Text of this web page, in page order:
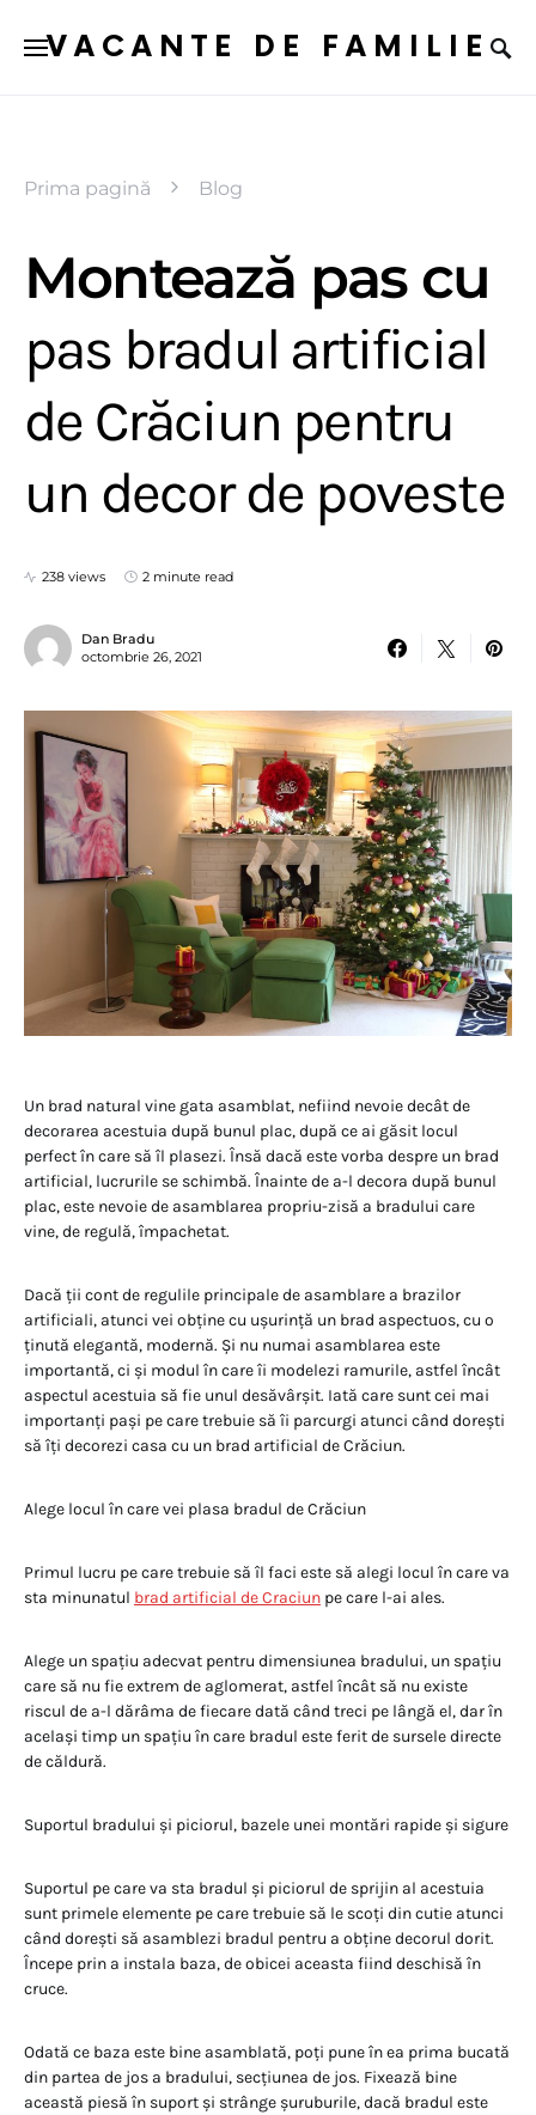
VACANTE DE FAMILIE
Prima pagină Blog
Montează pas cu
pas bradul artificial
de Crăciun pentru
un decor de poveste
238 views 2 minute read
Dan Bradu
octombrie 26, 2021
Un brad natural vine gata asamblat, nefiind nevoie decât de
decorarea acestuia după bunul plac, după ce ai găsit locul
perfect în care să îl plasezi. Însă dacă este vorba despre un brad
artificial, lucrurile se schimbă. Înainte de a-l decora după bunul
plac, este nevoie de asamblarea propriu-zisă a bradului care
vine, de regulă, împachetat.
Dacă ții cont de regulile principale de asamblare a brazilor
artificiali, atunci vei obține cu ușurință un brad aspectuos, cu o
ținută elegantă, modernă. Și nu numai asamblarea este
importantă, ci și modul în care îi modelezi ramurile, astfel încât
aspectul acestuia să fie unul desăvârșit. Iată care sunt cei mai
importanți pași pe care trebuie să îi parcurgi atunci când dorești
să îți decorezi casa cu un brad artificial de Crăciun.
Alege locul în care vei plasa bradul de Crăciun
Primul lucru pe care trebuie să îl faci este să alegi locul în care va
sta minunatul brad artificial de Craciun pe care l-ai ales.
Alege un spațiu adecvat pentru dimensiunea bradului, un spațiu
care să nu fie extrem de aglomerat, astfel încât să nu existe
riscul de a-l dărâma de fiecare dată când treci pe lângă el, dar în
același timp un spațiu în care bradul este ferit de sursele directe
de căldură.
Suportul bradului și piciorul, bazele unei montări rapide și sigure
Suportul pe care va sta bradul și piciorul de sprijin al acestuia
sunt primele elemente pe care trebuie să le scoți din cutie atunci
când dorești să asamblezi bradul pentru a obține decorul dorit.
Începe prin a instala baza, de obicei aceasta fiind deschisă în
cruce.
Odată ce baza este bine asamblată, poți pune în ea prima bucată
din partea de jos a bradului, secțiunea de jos. Fixează bine
această piesă în suport și strânge șuruburile, dacă bradul este